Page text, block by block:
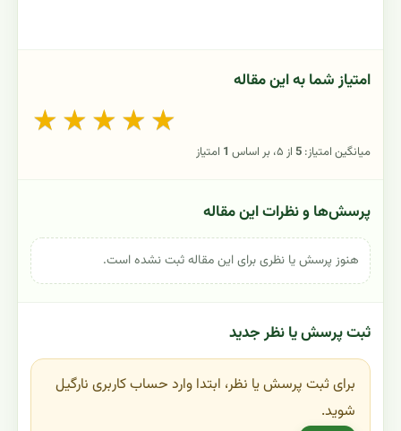
امتیاز شما به این مقاله
★ ★ ★ ★ ★
میانگین امتیاز: 5از ۵، بر اساس 1 امتیاز
پرسش‌ها و نظرات این مقاله
هنوز پرسش یا نظری برای این مقاله ثبت نشده است.
ثبت پرسش یا نظر جدید
برای ثبت پرسش یا نظر، ابتدا وارد حساب کاربری نارگیل
شوید.